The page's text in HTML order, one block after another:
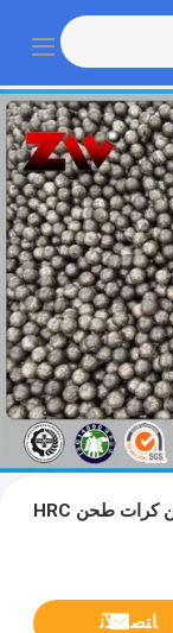
انخفاض الكسر صلابة عالية الحديد الزهر طحن كرات طحن HRC
ﺎﺘﺼﻟ ﺍﻶﻧ